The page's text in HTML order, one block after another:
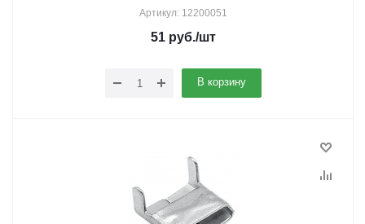
Артикул: 12200051
51 руб./шт
В корзину